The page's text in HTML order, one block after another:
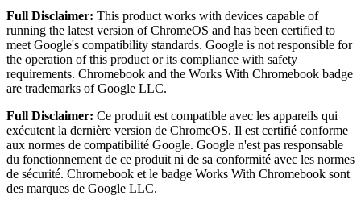
Full Disclaimer: This product works with devices capable of
running the latest version of ChromeOS and has been certified to
meet Google's compatibility standards. Google is not responsible for
the operation of this product or its compliance with safety
requirements. Chromebook and the Works With Chromebook badge
are trademarks of Google LLC.
Full Disclaimer: Ce produit est compatible avec les appareils qui
exécutent la dernière version de ChromeOS. Il est certifié conforme
aux normes de compatibilité Google. Google n'est pas responsable
du fonctionnement de ce produit ni de sa conformité avec les normes
de sécurité. Chromebook et le badge Works With Chromebook sont
des marques de Google LLC.